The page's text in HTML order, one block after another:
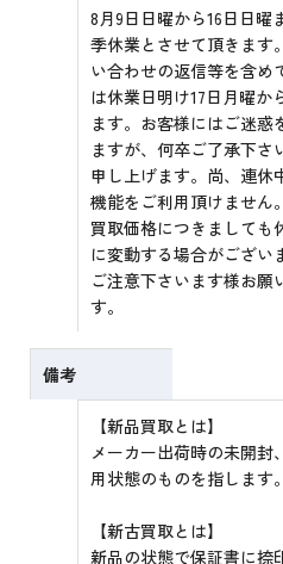
8月9日日曜から16日日曜
季休業とさせて頂きます
い合わせの返信等を含め
は休業日明け17日月曜か
ます。お客様にはご迷惑
ますが、何卒ご了承下さ
申し上げます。尚、連休
機能をご利用頂けません
買取価格につきましても
に変動する場合がござい
ご注意下さいます様お願
す。
備考
【新品買取とは】
メーカー出荷時の未開封
用状態のものを指します。
【新古買取とは】
新品の状態で保証書に捺